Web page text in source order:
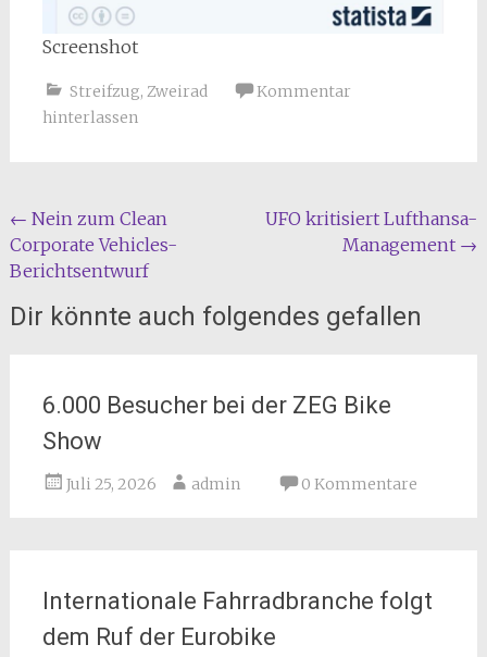
Screenshot
Streifzug, Zweirad
Kommentar
hinterlassen
Beitragsnavigation
← Nein zum Clean
Corporate Vehicles-
Berichtsentwurf
UFO kritisiert Lufthansa-
Management →
Dir könnte auch folgendes gefallen
6.000 Besucher bei der ZEG Bike
Show
Juli 25, 2026 admin 0 Kommentare
Internationale Fahrradbranche folgt
dem Ruf der Eurobike